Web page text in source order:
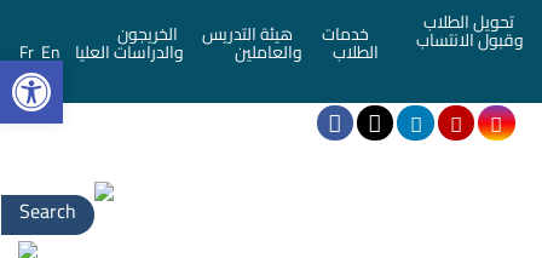
تحويل الطلاب
وقبول الانتساب خدمات
الطلاب
هيئة التدريس
والعاملين
الخريجون
والدراسات العليا En
Fr